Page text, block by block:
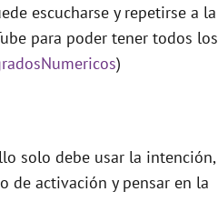
escucharse y repetirse a la
para poder tener todos los
)
solo debe usar la intención,
de activación y pensar en la